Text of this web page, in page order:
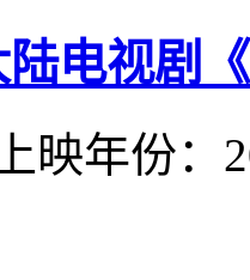
陆电视剧
上映年份：